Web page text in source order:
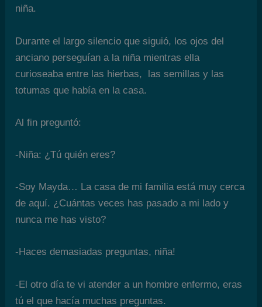
niña.
Durante el largo silencio que siguió, los ojos del
anciano perseguían a la niña mientras ella
curioseaba entre las hierbas, las semillas y las
totumas que había en la casa.
Al fin preguntó:
-Niña: ¿Tú quién eres?
-Soy Mayda… La casa de mi familia está muy cerca
de aquí. ¿Cuántas veces has pasado a mi lado y
nunca me has visto?
-Haces demasiadas preguntas, niña!
-El otro día te vi atender a un hombre enfermo, eras
tú el que hacía muchas preguntas.